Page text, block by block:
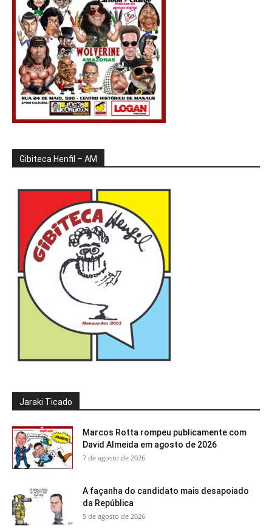
Gibiteca Henfil – AM
Jaraki Ticado
Marcos Rotta rompeu publicamente com
David Almeida em agosto de 2026
7 de agosto de 2026
A façanha do candidato mais desapoiado
da República
5 de agosto de 2026